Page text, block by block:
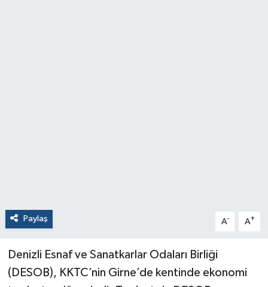
Paylaş A- A+
Denizli Esnaf ve Sanatkarlar Odaları Birliği
(DESOB), KKTC’nin Girne’de kentinde ekonomi